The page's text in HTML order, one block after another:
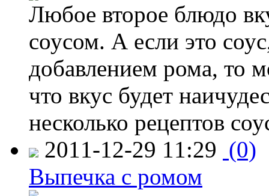
Любое второе блюдо
соусом. А если это
добавлением рома, то
что вкус будет
несколько рецептов
2011-12-29 11:29 (0)
Выпечка с ромом